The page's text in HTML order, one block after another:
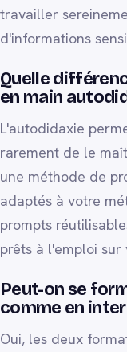
travailler
d'informations
Quelle
en main
L'autodidaxie
rarement de le
une méthode de
adaptés à votre
prompts
prêts à l'emploi sur
Peut-on se
comme en
Oui, les deux